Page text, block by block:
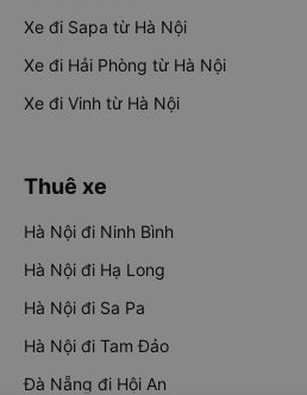
Xe đi Sapa từ Hà Nội
Xe đi Hải Phòng từ Hà Nội
Xe đi Vinh từ Hà Nội
Thuê xe
Hà Nội đi Ninh Bình
Hà Nội đi Hạ Long
Hà Nội đi Sa Pa
Hà Nội đi Tam Đảo
Đà Nẵng đi Hội An